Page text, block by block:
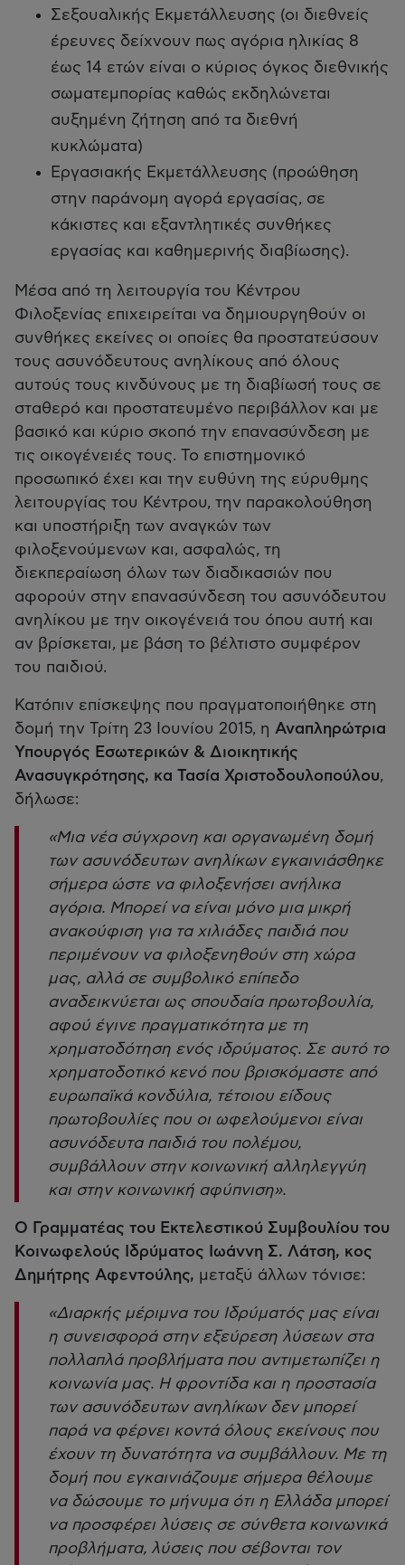
Σεξουαλικής Εκμετάλλευσης (οι διεθνείς
έρευνες δείχνουν πως αγόρια ηλικίας 8
έως 14 ετών είναι ο κύριος όγκος διεθνικής
σωματεμπορίας καθώς εκδηλώνεται
αυξημένη ζήτηση από τα διεθνή
κυκλώματα)
Εργασιακής Εκμετάλλευσης (προώθηση
στην παράνοµη αγορά εργασίας, σε
κάκιστες και εξαντλητικές συνθήκες
εργασίας και καθημερινής διαβίωσης).
Μέσα από τη λειτουργία του Κέντρου
Φιλοξενίας επιχειρείται να δημιουργηθούν οι
συνθήκες εκείνες οι οποίες θα προστατεύσουν
τους ασυνόδευτους ανηλίκους από όλους
αυτούς τους κινδύνους µε τη διαβίωσή τους σε
σταθερό και προστατευμένο περιβάλλον και µε
βασικό και κύριο σκοπό την επανασύνδεση µε
τις οικογένειές τους. Το επιστημονικό
προσωπικό έχει και την ευθύνη της εύρυθµης
λειτουργίας του Κέντρου, την παρακολούθηση
και υποστήριξη των αναγκών των
φιλοξενούμενων και, ασφαλώς, τη
διεκπεραίωση όλων των διαδικασιών που
αφορούν στην επανασύνδεση του ασυνόδευτου
ανηλίκου µε την οικογένειά του όπου αυτή και
αν βρίσκεται, µε βάση το βέλτιστο συμφέρον
του παιδιού.
Κατόπιν επίσκεψης που πραγματοποιήθηκε στη
δομή την Τρίτη 23 Ιουνίου 2015, η Αναπληρώτρια
Υπουργός Εσωτερικών & Διοικητικής
Ανασυγκρότησης, κα Τασία Χριστοδουλοπούλου,
δήλωσε:
«Μια νέα σύγχρονη και οργανωμένη δομή
των ασυνόδευτων ανηλίκων εγκαινιάσθηκε
σήμερα ώστε να φιλοξενήσει ανήλικα
αγόρια. Μπορεί να είναι μόνο μια μικρή
ανακούφιση για τα χιλιάδες παιδιά που
περιμένουν να φιλοξενηθούν στη χώρα
μας, αλλά σε συμβολικό επίπεδο
αναδεικνύεται ως σπουδαία πρωτοβουλία,
αφού έγινε πραγματικότητα με τη
χρηματοδότηση ενός ιδρύματος. Σε αυτό το
χρηματοδοτικό κενό που βρισκόμαστε από
ευρωπαϊκά κονδύλια, τέτοιου είδους
πρωτοβουλίες που οι ωφελούμενοι είναι
ασυνόδευτα παιδιά του πολέμου,
συμβάλλουν στην κοινωνική αλληλεγγύη
και στην κοινωνική αφύπνιση».
Ο Γραμματέας του Εκτελεστικού Συμβουλίου του
Κοινωφελούς Ιδρύματος Ιωάννη Σ. Λάτση, κος
Δημήτρης Αφεντούλης, μεταξύ άλλων τόνισε:
«Διαρκής μέριμνα του Ιδρύματός μας είναι
η συνεισφορά στην εξεύρεση λύσεων στα
πολλαπλά προβλήματα που αντιμετωπίζει η
κοινωνία μας. Η φροντίδα και η προστασία
των ασυνόδευτων ανηλίκων δεν μπορεί
παρά να φέρνει κοντά όλους εκείνους που
έχουν τη δυνατότητα να συμβάλλουν. Με τη
δομή που εγκαινιάζουμε σήμερα θέλουμε
να δώσουμε το μήνυμα ότι η Ελλάδα μπορεί
να προσφέρει λύσεις σε σύνθετα κοινωνικά
προβλήματα, λύσεις που σέβονται τον